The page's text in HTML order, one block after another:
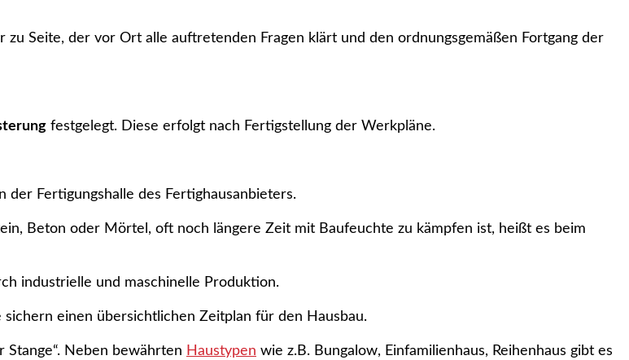
Seite, der vor Ort alle auftretenden Fragen klärt und den ordnungsgemäßen Fortgang der
festgelegt. Diese erfolgt nach Fertigstellung der Werkpläne.
Fertigungshalle des Fertighausanbieters.
Beton oder Mörtel, oft noch längere Zeit mit Baufeuchte zu kämpfen ist, heißt es beim
industrielle und maschinelle Produktion.
einen übersichtlichen Zeitplan für den Hausbau.
Neben bewährten Haustypen wie z.B. Bungalow, Einfamilienhaus, Reihenhaus gibt es